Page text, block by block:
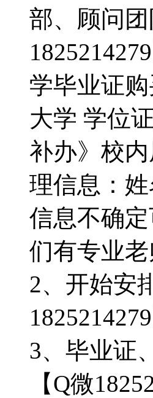
部、顾问
学毕业证
大学 学位
补办》校
理信息：
信息不确
们有专业
2、开始安
1825214279
3、毕业证
【Q微